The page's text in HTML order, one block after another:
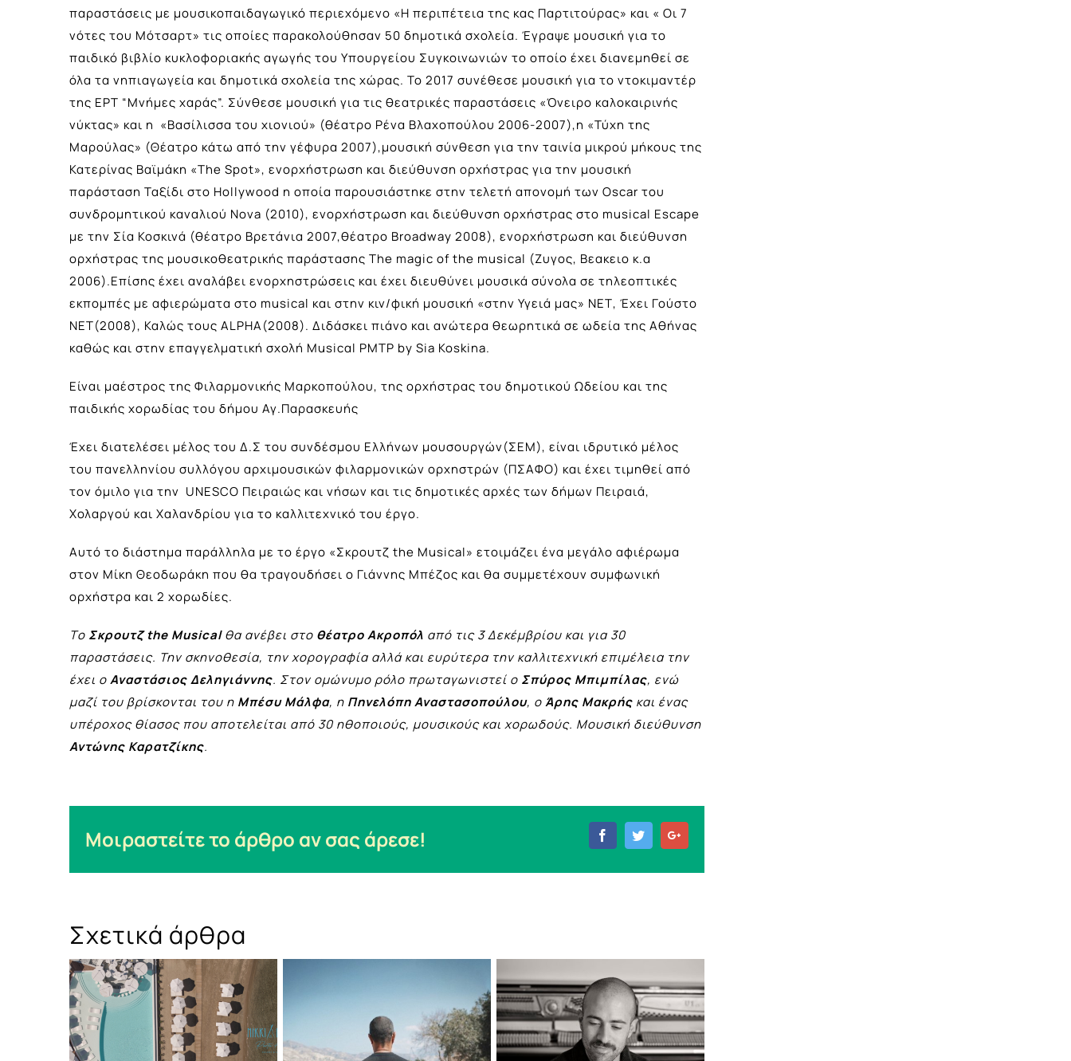
παραστάσεις με μουσικοπαιδαγωγικό περιεχόμενο «Η περιπέτεια της κας Παρτιτούρας» και « Οι 7
νότες του Μότσαρτ» τις οποίες παρακολούθησαν 50 δημοτικά σχολεία. Έγραψε μουσική για το
παιδικό βιβλίο κυκλοφοριακής αγωγής του Υπουργείου Συγκοινωνιών το οποίο έχει διανεμηθεί σε
όλα τα νηπιαγωγεία και δημοτικά σχολεία της χώρας. Το 2017 συνέθεσε μουσική για το ντοκιμαντέρ
της ΕΡΤ “Μνήμες χαράς”. Σύνθεσε μουσική για τις θεατρικές παραστάσεις «Όνειρο καλοκαιρινής
νύκτας» και η «Βασίλισσα του χιονιού» (θέατρο Ρένα Βλαχοπούλου 2006-2007),η «Τύχη της
Μαρούλας» (Θέατρο κάτω από την γέφυρα 2007),μουσική σύνθεση για την ταινία μικρού μήκους της
Κατερίνας Βαϊμάκη «The Spot», ενορχήστρωση και διεύθυνση ορχήστρας για την μουσική
παράσταση Ταξίδι στο Hollywood η οποία παρουσιάστηκε στην τελετή απονομή των Oscar του
συνδρομητικού καναλιού Nova (2010), ενορχήστρωση και διεύθυνση ορχήστρας στο musical Escape
με την Σία Κοσκινά (θέατρο Βρετάνια 2007,θέατρο Broadway 2008), ενορχήστρωση και διεύθυνση
ορχήστρας της μουσικοθεατρικής παράστασης The magic of the musical (Ζυγος, Βεακειο κ.α
2006).Επίσης έχει αναλάβει ενορχηστρώσεις και έχει διευθύνει μουσικά σύνολα σε τηλεοπτικές
εκπομπές με αφιερώματα στο musical και στην κιν/φική μουσική «στην Υγειά μας» ΝΕΤ, Έχει Γούστο
ΝΕΤ(2008), Καλώς τους ALPHA(2008). Διδάσκει πιάνο και ανώτερα θεωρητικά σε ωδεία της Αθήνας
καθώς και στην επαγγελματική σχολή Musicαl PMTP by Sia Koskina.
Είναι μαέστρος της Φιλαρμονικής Μαρκοπούλου, της ορχήστρας του δημοτικού Ωδείου και της
παιδικής χορωδίας του δήμου Αγ.Παρασκευής
Έχει διατελέσει μέλος του Δ.Σ του συνδέσμου Ελλήνων μουσουργών(ΣΕΜ), είναι ιδρυτικό μέλος
του πανελληνίου συλλόγου αρχιμουσικών φιλαρμονικών ορχηστρών (ΠΣΑΦΟ) και έχει τιμηθεί από
τον όμιλο για την UNESCO Πειραιώς και νήσων και τις δημοτικές αρχές των δήμων Πειραιά,
Χολαργού και Xαλανδρίου για το καλλιτεχνικό του έργο.
Αυτό το διάστημα παράλληλα με το έργο «Σκρουτζ the Musical» ετοιμάζει ένα μεγάλο αφιέρωμα
στον Μίκη Θεοδωράκη που θα τραγουδήσει ο Γιάννης Μπέζος και θα συμμετέχουν συμφωνική
ορχήστρα και 2 χορωδίες.
Tο Σκρουτζ the Musicalθα ανέβει στο θέατρο Ακροπόλ από τις 3 Δεκέμβρίου και για 30
παραστάσεις. Την σκηνοθεσία, την χορογραφία αλλά και ευρύτερα την καλλιτεχνική επιμέλεια την
έχει οΑναστάσιος Δεληγιάννης. Στον ομώνυμο ρόλο πρωταγωνιστεί ο Σπύρος Μπιμπίλας, ενώ
μαζί του βρίσκονται του η Μπέσυ Μάλφα, η Πηνελόπη Αναστασοπούλου, οΆρης Μακρής και ένας
υπέροχος θίασος που αποτελείται από 30 ηθοποιούς, μουσικούς και χορωδούς. Μουσική διεύθυνση
Αντώνης Καρατζίκης.
Μοιραστείτε το άρθρο αν σας άρεσε! FacebookTwitter
Σχετικά άρθρα